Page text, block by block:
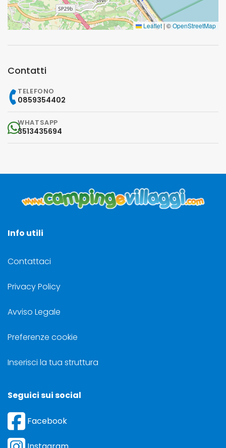
Leaflet |©OpenStreetMap
Contatti
TELEFONO
0859354402
WHATSAPP
3513435694
Info utili
Contattaci
Privacy Policy
Avviso Legale
Preferenze cookie
Inserisci la tua struttura
Seguici sui social
Facebook